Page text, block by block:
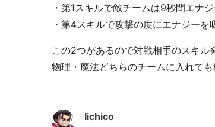
・第1スキルで敵チームは9秒間エナ
・第4スキルで攻撃の度にエナジーを
この2つがあるので対戦相手のスキル
物理・魔法どちらのチームに入れて
Iichico